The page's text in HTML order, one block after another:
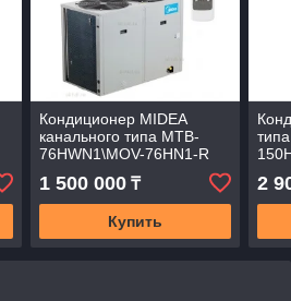
Кондиционер MIDEA
канального типа MTB-
76HWN1\MOV-76HN1-R
1 500 000₸
Купить
2